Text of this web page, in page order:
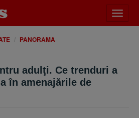
meniu
PANORAMA
adulţi. Ce trenduri a
în amenajările de